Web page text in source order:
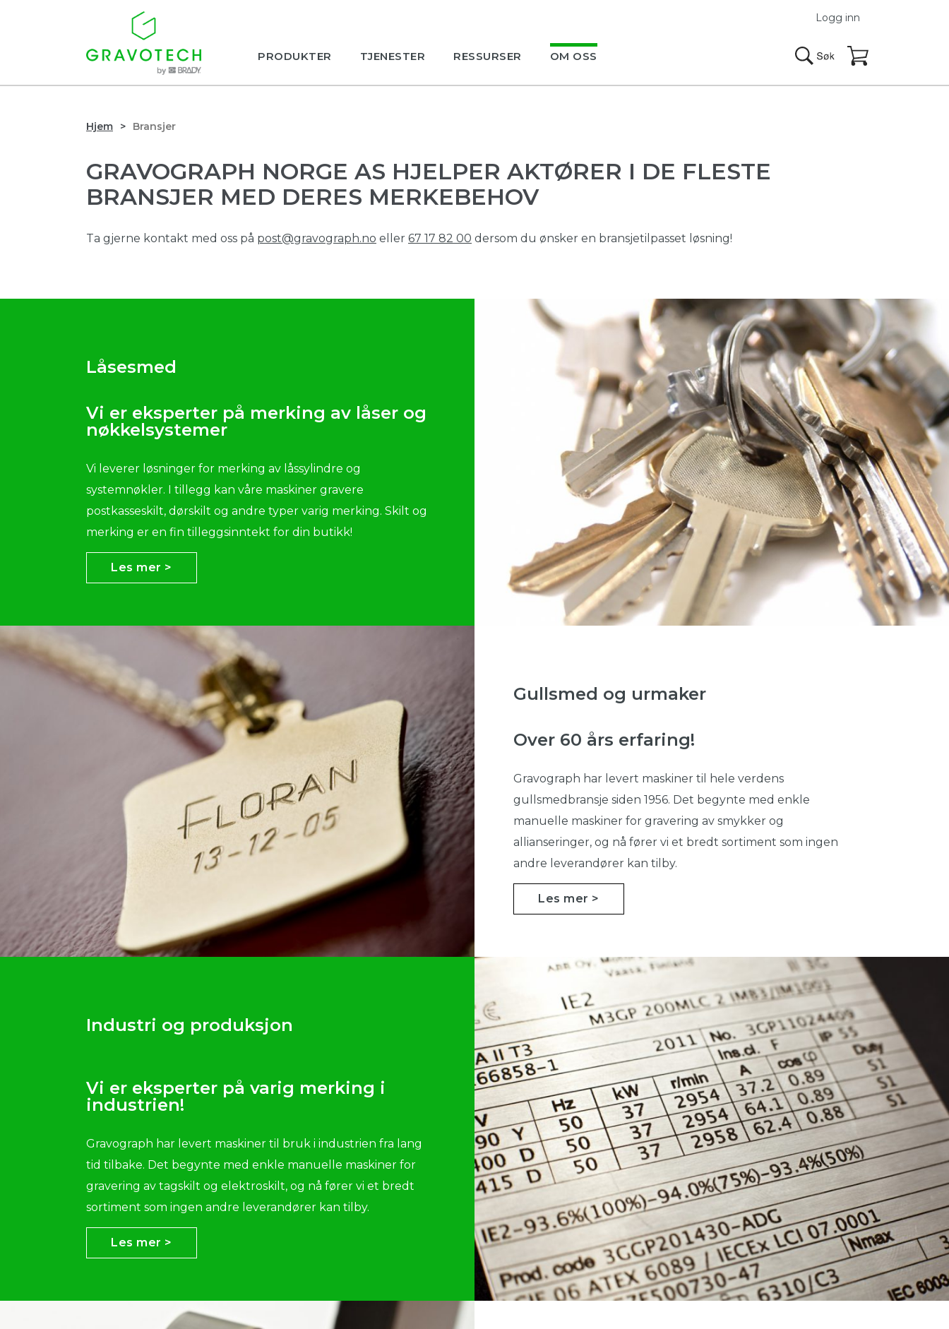
PRODUKTER TJENESTER RESSURSER OM OSS
Logg inn
Hjem Bransjer
GRAVOGRAPH NORGE AS HJELPER AKTØRER I DE FLESTE
BRANSJER MED DERES MERKEBEHOV
Ta gjerne kontakt med oss på post@gravograph.no eller 67 17 82 00 dersom du ønsker en bransjetilpasset løsning!
Låsesmed
Vi er eksperter på merking av låser og
nøkkelsystemer
Vi leverer løsninger for merking av låssylindre og
systemnøkler. I tillegg kan våre maskiner gravere
postkasseskilt, dørskilt og andre typer varig merking. Skilt og
merking er en fin tilleggsinntekt for din butikk!
Les mer >
Gullsmed og urmaker
Over 60 års erfaring!
Gravograph har levert maskiner til hele verdens
gullsmedbransje siden 1956. Det begynte med enkle
manuelle maskiner for gravering av smykker og
allianseringer, og nå fører vi et bredt sortiment som ingen
andre leverandører kan tilby.
Les mer >
Industri og produksjon
Vi er eksperter på varig merking i
industrien!
Gravograph har levert maskiner til bruk i industrien fra lang
tid tilbake. Det begynte med enkle manuelle maskiner for
gravering av tagskilt og elektroskilt, og nå fører vi et bredt
sortiment som ingen andre leverandører kan tilby.
Les mer >